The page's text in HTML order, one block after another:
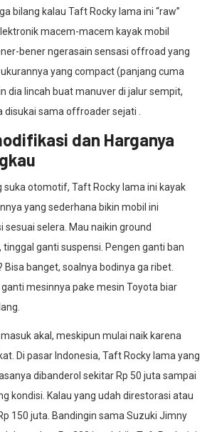
bilang kalau Taft Rocky lama ini “raw”
macem-macem kayak mobil
bener ngerasain sensasi offroad yang
yang compact (panjang cuma
dia lincah buat manuver di jalur sempit,
disukai sama offroader sejati .
dan Harganya
suka otomotif, Taft Rocky lama ini kayak
yang sederhana bikin mobil ini
selera. Mau naikin ground
tinggal ganti suspensi. Pengen ganti ban
Bisa banget, soalnya bodinya ga ribet.
mesinnya pake mesin Toyota biar
akal, meskipun mulai naik karena
Di pasar Indonesia, Taft Rocky lama yang
dibanderol sekitar Rp 50 juta sampai
kondisi. Kalau yang udah direstorasi atau
150 juta. Bandingin sama Suzuki Jimny